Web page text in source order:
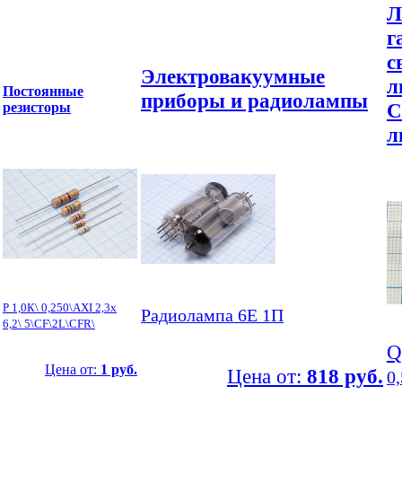
Постоянные
резисторы
Р 1,0К\ 0,250\AXI 2,3x
6,2\ 5\CF\2L\CFR\
Цена от: 1 руб.
Электровакуумные
приборы и радиолампы
Радиолампа 6Е 1П
Цена от: 818 руб.